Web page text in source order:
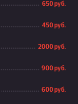
650 руб.
450 руб.
2000 руб.
900 руб.
600 руб.